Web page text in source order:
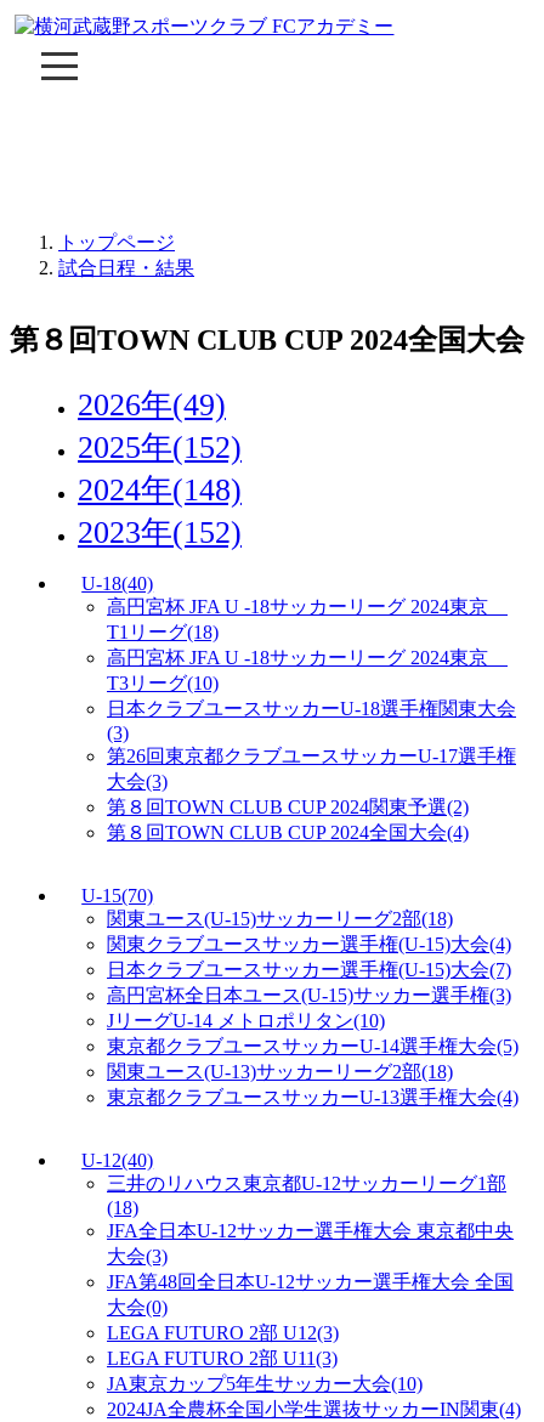
トップページ
試合日程・結果
第８回TOWN CLUB CUP 2024全国大会
2026年(49)
2025年(152)
2024年(148)
2023年(152)
U-18(40)
高円宮杯 JFA U -18サッカーリーグ 2024東京
T1リーグ(18)
高円宮杯 JFA U -18サッカーリーグ 2024東京
T3リーグ(10)
日本クラブユースサッカーU-18選手権関東大会
(3)
第26回東京都クラブユースサッカーU-17選手権
大会(3)
第８回TOWN CLUB CUP 2024関東予選(2)
第８回TOWN CLUB CUP 2024全国大会(4)
U-15(70)
関東ユース(U-15)サッカーリーグ2部(18)
関東クラブユースサッカー選手権(U-15)大会(4)
日本クラブユースサッカー選手権(U-15)大会(7)
高円宮杯全日本ユース(U-15)サッカー選手権(3)
JリーグU-14 メトロポリタン(10)
東京都クラブユースサッカーU-14選手権大会(5)
関東ユース(U-13)サッカーリーグ2部(18)
東京都クラブユースサッカーU-13選手権大会(4)
U-12(40)
三井のリハウス東京都U-12サッカーリーグ1部
(18)
JFA全日本U-12サッカー選手権大会 東京都中央
大会(3)
JFA第48回全日本U-12サッカー選手権大会 全国
大会(0)
LEGA FUTURO 2部 U12(3)
LEGA FUTURO 2部 U11(3)
JA東京カップ5年生サッカー大会(10)
2024JA全農杯全国小学生選抜サッカーIN関東(4)